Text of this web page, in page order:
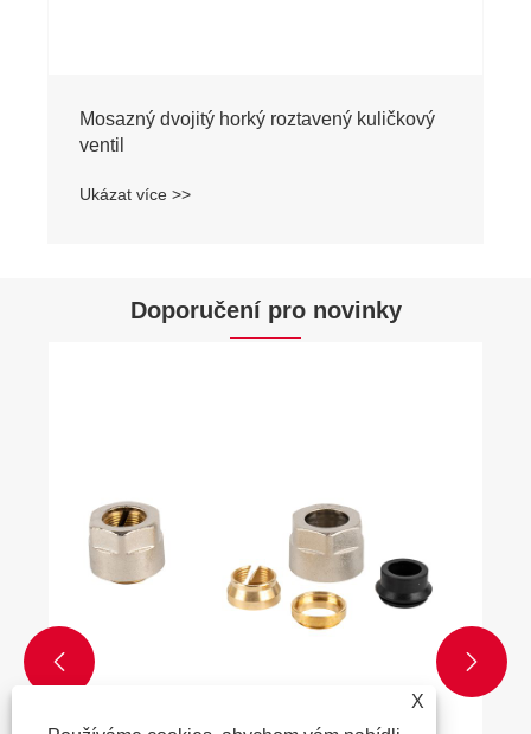
Mosazný dvojitý horký roztavený kuličkový
ventil
Ukázat více >>
Doporučení pro novinky
 
X